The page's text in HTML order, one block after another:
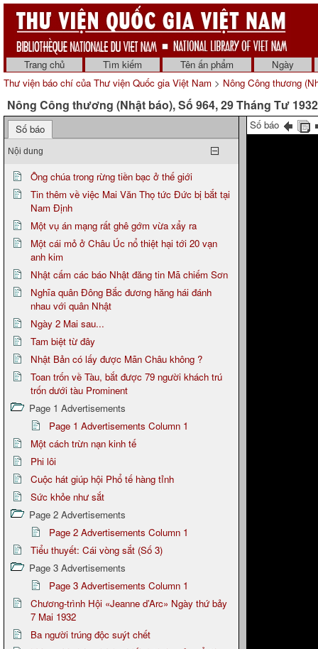
Trang chủ Tìm kiếm Tên ấn phẩm
Ngày
Thư viện báo chí của Thư viện Quốc gia Việt Nam > Nông Công thương
Nông Công thương (Nhật báo), Số 964, 29 Tháng Tư 1932
Số báo
Nội dung
Ông chúa trong rừng tiền bạc ở thế giới
Tin thêm về việc Mai Văn Thọ tức Đức bị bắt tại
Nam Định
Một vụ án mạng rất ghê gớm vừa xẩy ra
Một cái mỏ ở Châu Úc nổ thiệt hại tới 20 vạn
anh kim
Nhật cấm các báo Nhật đăng tin Mã chiếm Sơn
Nghĩa quân Đông Bắc đương hăng hái đánh
nhau với quân Nhật
Ngày 2 Mai sau...
Tam biệt từ đây
Nhật Bản có lấy được Mãn Châu không ?
Toan trốn về Tàu, bắt được 79 người khách trú
trốn dưới tàu Prominent
Page 1 Advertisements
Page 1 Advertisements Column 1
Một cách trừn nạn kinh tế
Phi lôi
Cuộc hát giúp hội Phổ tế hàng tỉnh
Sức khỏe như sắt
Page 2 Advertisements
Page 2 Advertisements Column 1
Tiểu thuyết: Cái vòng sắt (Số 3)
Page 3 Advertisements
Page 3 Advertisements Column 1
Chương-trình Hội «Jeanne d’Arc» Ngày thứ bảy
7 Mai 1932
Ba người trúng độc suýt chết
Số báo